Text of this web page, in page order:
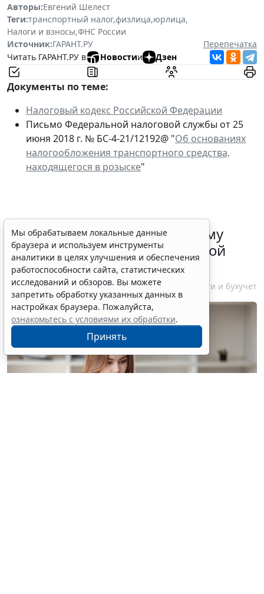
Авторы:Евгений Шелест
Теги:транспортный налог,физлица,юрлица,
Налоги и взносы,ФНС России
Источник:ГАРАНТ.РУ
Перепечатка
Читать ГАРАНТ.РУ в
Новостии Дзен
Документы по теме:
Налоговый кодекс Российской Федерации
Письмо Федеральной налоговой службы от 25
июня 2018 г. № БС-4-21/12192@ "Об основаниях
налогообложения транспортного средства,
находящегося в розыске"
ФНС России рассказала малому
бизнесу о порядке упрощенной
ликвидации компании
7 августа 2026 18:16 Налоги и бухучет
Мы обрабатываем локальные данные
браузера и используем инструменты
аналитики в целях улучшения и обеспечения
работоспособности сайта, статистических
исследований и обзоров. Вы можете
запретить обработку указанных данных в
настройках браузера. Пожалуйста,
ознакомьтесь с условиями их обработки.
Принять